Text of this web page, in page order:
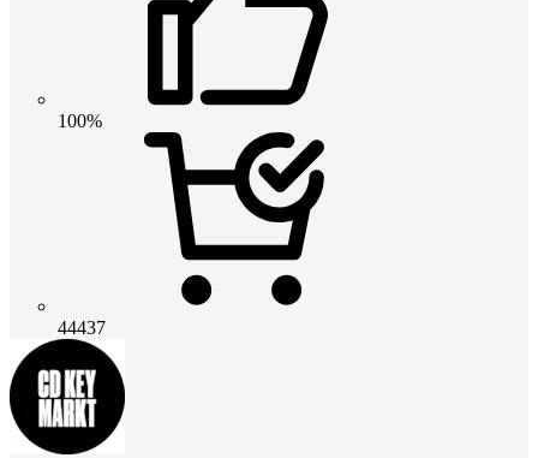
100%
44437